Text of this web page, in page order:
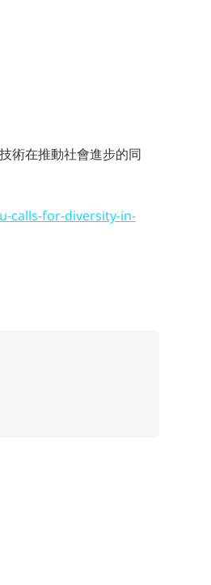
術在推動社會進步的同
calls-for-diversity-in-